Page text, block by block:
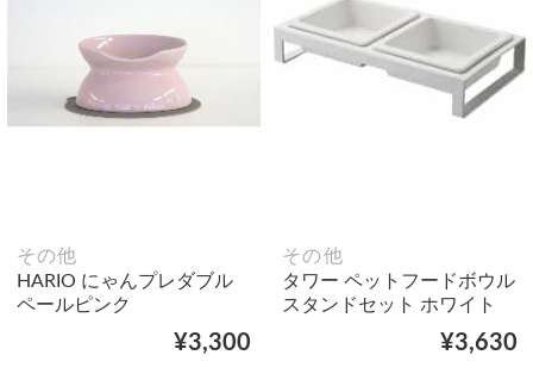
その他
HARIO にゃんプレダブル
ペールピンク
¥3,300
その他
タワー ペットフードボウル
スタンドセット ホワイト
¥3,630